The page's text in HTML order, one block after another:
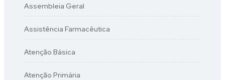
Assembleia Geral
Assistência Farmacêutica
Atenção Básica
Atenção Primária